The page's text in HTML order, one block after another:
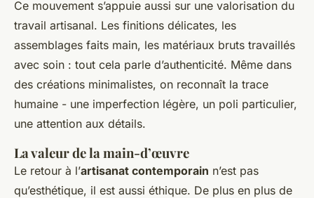
Ce mouvement s’appuie aussi sur une valorisation du
travail artisanal. Les finitions délicates, les
assemblages faits main, les matériaux bruts travaillés
avec soin : tout cela parle d’authenticité. Même dans
des créations minimalistes, on reconnaît la trace
humaine - une imperfection légère, un poli particulier,
une attention aux détails.
La valeur de la main-d’œuvre
Le retour à l’artisanat contemporain n’est pas
qu’esthétique, il est aussi éthique. De plus en plus de